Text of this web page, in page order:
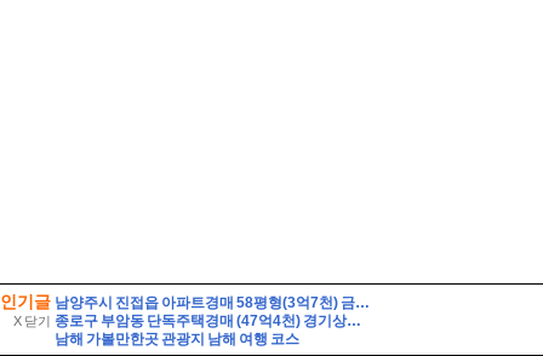
인기글
X 닫기
남양주시 진접읍 아파트경매 58평형(3억7천) 금곡리 해밀초등학교인근 신영지웰 10층 유찰2회 급매시세 남양주진접신영지웰아파트 부동산경매 매매
종로구 부암동 단독주택경매 (47억4천) 경기상고인근 대지260평 건물60평 2층주택 유찰1회 종로구부암동단독주택 부동산경매 매물건
남해 가볼만한곳 관광지 남해 여행 코스